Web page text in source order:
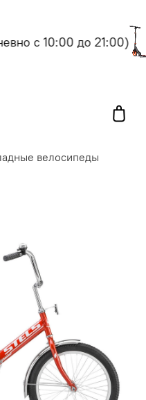
с 10:00 до 21:00)
велосипеды